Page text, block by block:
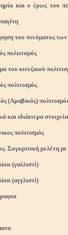
και ο έρως του
του πνεύματος
πολιιτσμός
του κινεζικού
πολιτισμός
(Αραβικός)
και ιδιάιτερα
πολιτισμός
Συγκριτική μελέτη με
(γαλλιστί)
(αγγλιστί)